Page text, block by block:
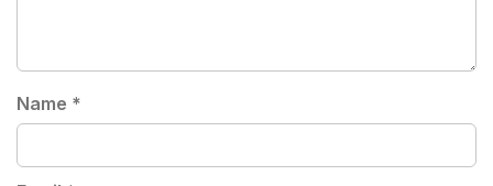
Name *